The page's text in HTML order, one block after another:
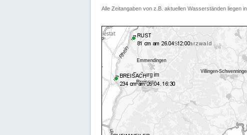
Alle Zeitangaben von z.B. aktuellen Wasserständen liegen